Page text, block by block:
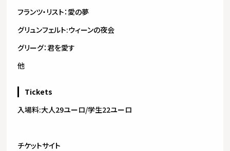
フランツ・リスト：愛の夢
グリュンフェルト:ウィーンの夜会
グリーグ：君を愛す
他
Tickets
入場料:大人29ユーロ/学生22ユーロ
チケットサイト